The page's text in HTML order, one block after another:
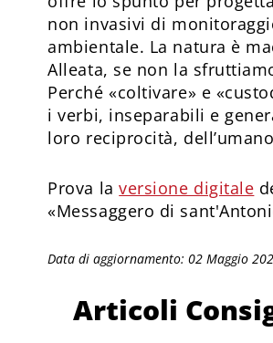
non invasivi di
ambientale. La natura è
Alleata, se non la
Perché «coltivare» e
i verbi, inseparabili e
loro reciprocità,
Prova laversione digitale
«Messaggero di
Data di aggiornamento: 02 Maggio
Articoli